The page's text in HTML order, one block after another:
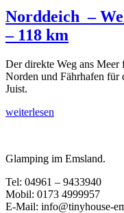
Norddeich –
– 118 km
Der direkte Weg ans
Norden und Fährhafen für
Juist.
weiterlesen
Glamping im Emsland.
Tel: 04961 – 9433940
Mobil: 0173 4999957
E-Mail: info@tinyhouse-